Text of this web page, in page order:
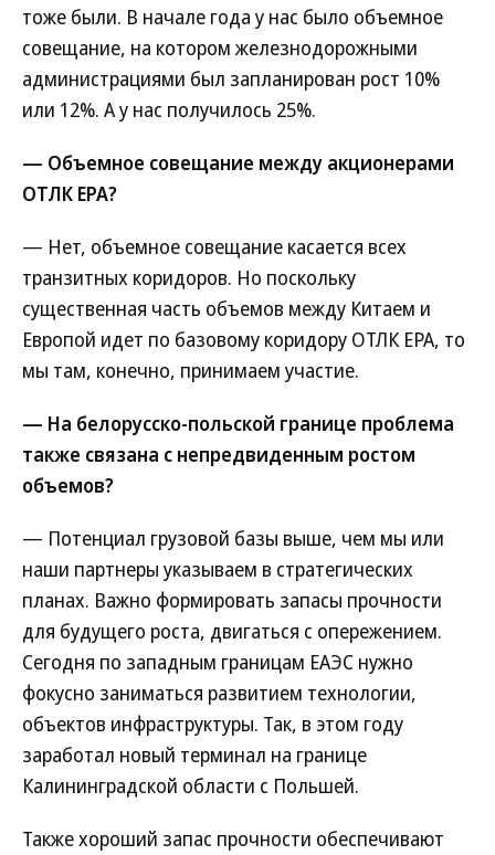
тоже были. В начале года у нас было объемное
совещание, на котором железнодорожными
администрациями был запланирован рост 10%
или 12%. А у нас получилось 25%.
— Объемное совещание между акционерами
ОТЛК ЕРА?
— Нет, объемное совещание касается всех
транзитных коридоров. Но поскольку
существенная часть объемов между Китаем и
Европой идет по базовому коридору ОТЛК ЕРА, то
мы там, конечно, принимаем участие.
— На белорусско-польской границе проблема
также связана с непредвиденным ростом
объемов?
— Потенциал грузовой базы выше, чем мы или
наши партнеры указываем в стратегических
планах. Важно формировать запасы прочности
для будущего роста, двигаться с опережением.
Сегодня по западным границам ЕАЭС нужно
фокусно заниматься развитием технологии,
объектов инфраструктуры. Так, в этом году
заработал новый терминал на границе
Калининградской области с Польшей.
Также хороший запас прочности обеспечивают